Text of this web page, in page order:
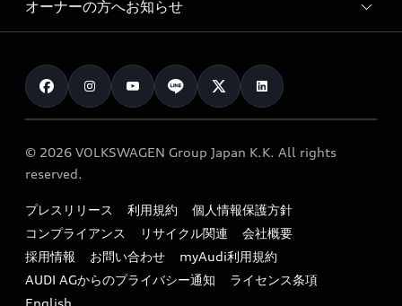
車両比較
カタログ一覧
アウディナビアプリ
メンテナンス
車検 / 定期点検
e-tronアフターサポート
myAudi
Audi認定中古車
クオリティ
保証
メンテナンス
ファイナンス
キャンペーン / イベント
買取査定
オーナーの方へお知らせ
お知らせ
オーナー様向けキャンペーン
特定整備適用車一覧
リサイクル法
よくある質問（FAQ）
© 2026 VOLKSWAGEN Group Japan K.K. All rights
reserved.
プレスリリース 利用規約
個人情報保護方針
コンプライアンス
リサイクル関連
会社概要
採用情報
お問い合わせ
myAudi利用規約
AUDI AGからのプライバシー通知
ライセンス条項
English